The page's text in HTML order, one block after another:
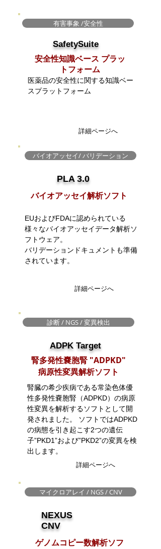
有害事象 /安全性
SafetySuite
安全性知識ベース プラッ
トフォーム
医薬品の安全性に関する知識ベー
スプラットフォーム
詳細ページへ
バイオアッセイ/ バリデーション
PLA 3.0
​バイオアッセイ解析ソフト
EUおよびFDAに認められている
様々なバイオアッセイデータ解析ソ
フトウェア。
バリデーションドキュメントも準備
されています。
詳細ページへ
診断 / NGS / 変異検出
ADPK Target
腎多発性嚢胞腎 "ADPKD"
​病原性変異解析ソフト
腎臓の希少疾病である常染色体優
性多発性嚢胞腎（ADPKD）の病原
性変異を解析するソフトとして開
発されました。 ソフトではADPKD
の病態を引き起こす2つの遺伝
子”PKD1”および”PKD2”の変異を検
出します。
詳細ページへ
マイクロアレイ / NGS / CNV
NEXUS
CNV
ゲノムコピー数解析ソフ